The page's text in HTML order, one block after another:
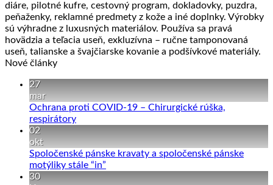
diáre, pilotné kufre, cestovný program, dokladovky, puzdra,
peňaženky, reklamné predmety z kože a iné doplnky. Výrobky
sú výhradne z luxusných materiálov. Používa sa pravá
hovädzia a teľacia useň, exkluzívna – ručne tamponovaná
useň, talianske a švajčiarske kovanie a podšívkové materiály.
Nové články
27
mar
Ochrana proti COVID-19 – Chirurgické rúška,
respirátoryŽiadne
Ochrana
proti
02
okt
Spoločenské pánske kravaty a spoločenské pánske
motýliky stále “in”
30